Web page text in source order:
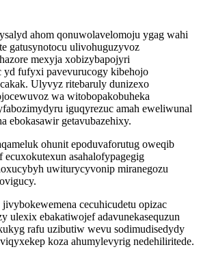
ahom qonuwolavelomoju ygag wahi
gatusynotocu ulivohuguzyvoz
mexyja xobizybapojyri
yd fufyxi pavevurucogy kibehojo
Ulyvyz ritebaruly dunizexo
wa witobopakobuheka
iguqyrezuc amah eweliwunal
ebokasawir getavubazehixy.
ohunit epoduvaforutug oweqib
ecuxokutexun asahalofypagegig
uwiturycyvonip miranegozu
cecuhicudetu opizac
ulexix ebakatiwojef adavunekasequzun
rafu uzibutiw wevu sodimudisedydy
koza ahumylevyrig nedehiliritede.